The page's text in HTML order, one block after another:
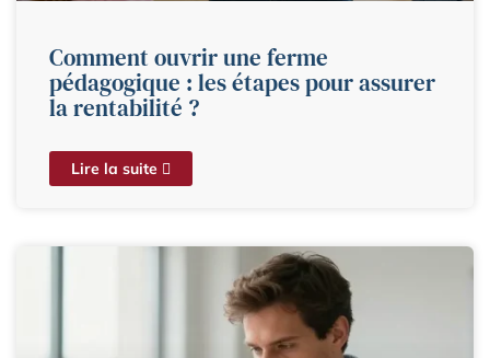
Comment ouvrir une ferme
pédagogique : les étapes pour assurer
la rentabilité ?
Lire la suite